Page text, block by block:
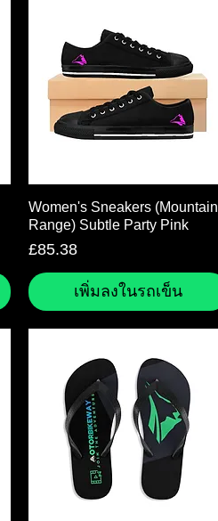
ดูข้อมูลด่วน
Women's Sneakers (Mountain
Range) Subtle Party Pink
ราคา
£85.38
เพิ่มลงในรถเข็น